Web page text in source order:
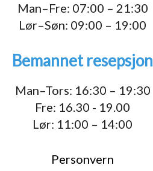
Man–Fre: 07:00 – 21:30
Lør–Søn: 09:00 – 19:00
Bemannet resepsjon
Man–Tors: 16:30 – 19:30
Fre: 16.30 - 19.00
Lør: 11:00 – 14:00
Personvern